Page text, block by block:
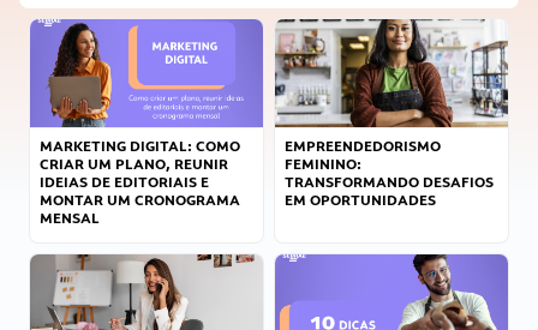
MARKETING DIGITAL: COMO
CRIAR UM PLANO, REUNIR
IDEIAS DE EDITORIAIS E
MONTAR UM CRONOGRAMA
MENSAL
EMPREENDEDORISMO
FEMININO:
TRANSFORMANDO DESAFIOS
EM OPORTUNIDADES